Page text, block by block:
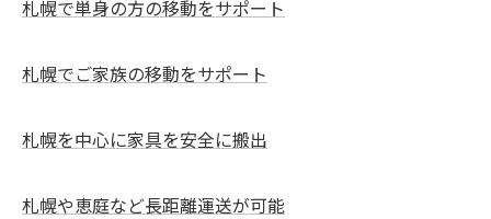
札幌で単身の方の移動をサポート
札幌でご家族の移動をサポート
札幌を中心に家具を安全に搬出
札幌や恵庭など長距離運送が可能